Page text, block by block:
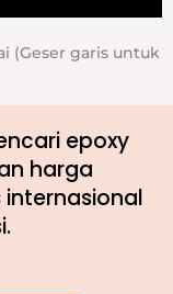
(Geser garis untuk
epoxy
harga